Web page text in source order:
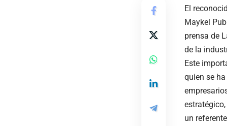
El
Maykel
prensa de
de la
Este
quien se
un